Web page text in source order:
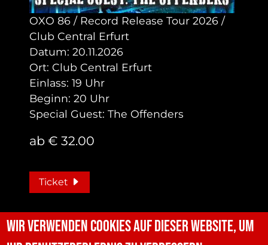
OXO 86 / Record Release Tour 2026 /
Club Central Erfurt
Datum: 20.11.2026
Ort: Club Central Erfurt
Einlass: 19 Uhr
Beginn: 20 Uhr
Special Guest: The Offenders
ab € 32.00
Ticket
Wir verwenden Cookies auf dieser Website, um